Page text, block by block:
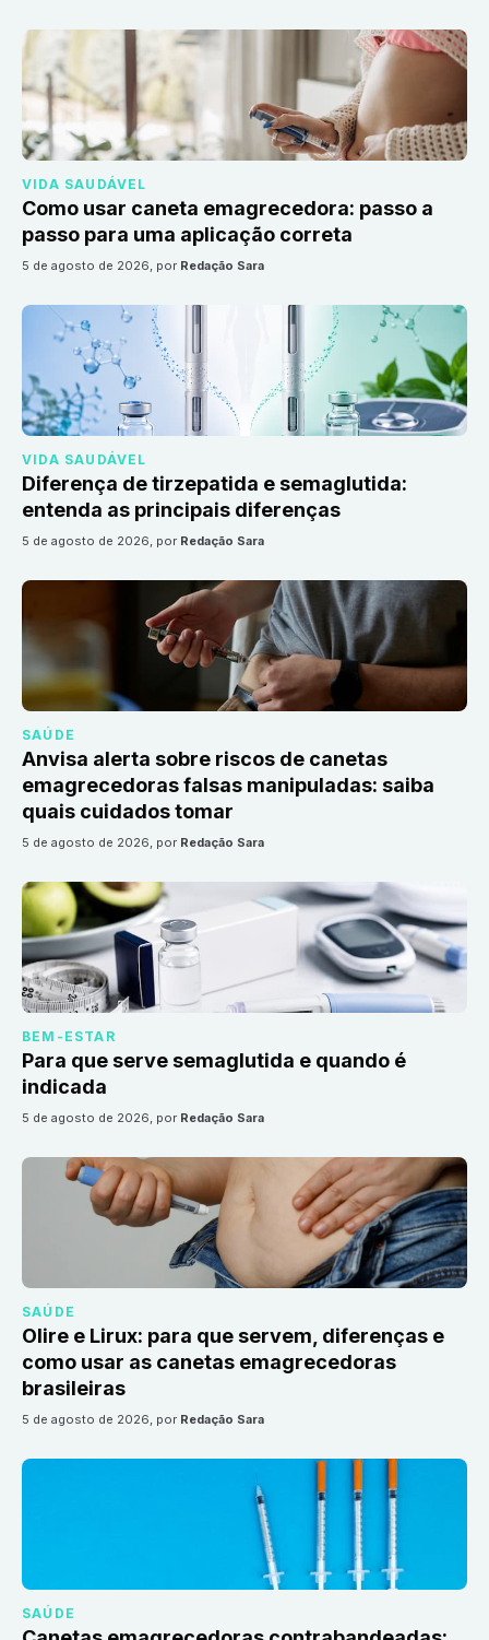
VIDA SAUDÁVEL
Como usar caneta emagrecedora: passo a
passo para uma aplicação correta
5 de agosto de 2026, por Redação Sara
VIDA SAUDÁVEL
Diferença de tirzepatida e semaglutida:
entenda as principais diferenças
5 de agosto de 2026, por Redação Sara
SAÚDE
Anvisa alerta sobre riscos de canetas
emagrecedoras falsas manipuladas: saiba
quais cuidados tomar
5 de agosto de 2026, por Redação Sara
BEM-ESTAR
Para que serve semaglutida e quando é
indicada
5 de agosto de 2026, por Redação Sara
SAÚDE
Olire e Lirux: para que servem, diferenças e
como usar as canetas emagrecedoras
brasileiras
5 de agosto de 2026, por Redação Sara
SAÚDE